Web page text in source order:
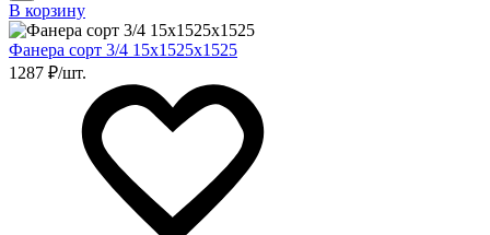
В корзину
Фанера сорт 3/4 15х1525х1525
1287 ₽/шт.